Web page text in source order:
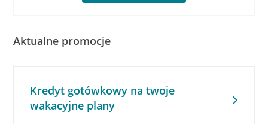
Aktualne promocje
Kredyt gotówkowy na twoje
wakacyjne plany